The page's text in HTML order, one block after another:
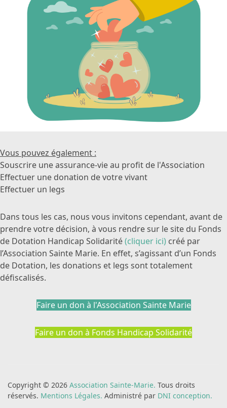
Vous pouvez également :
Souscrire une assurance-vie au profit de l'Association
Effectuer une donation de votre vivant
Effectuer un legs
Dans tous les cas, nous vous invitons cependant, avant de
prendre votre décision, à vous rendre sur le site du Fonds
de Dotation Handicap Solidarité(cliquer ici) créé par
l’Association Sainte Marie. En effet, s’agissant d’un Fonds
de Dotation, les donations et legs sont totalement
défiscalisés.
Faire un don à l'Association Sainte Marie
Faire un don à Fonds Handicap Solidarité
Copyright © 2026 Association Sainte-Marie. Tous droits
réservés. Mentions Légales. Administré par DNI conception.